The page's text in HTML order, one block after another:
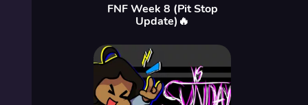
FNF Week 8 (Pit Stop
Update)🔥